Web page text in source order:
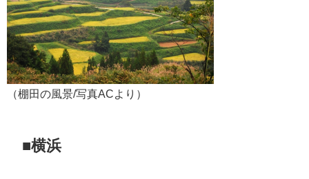
（棚田の風景/写真ACより）
■横浜